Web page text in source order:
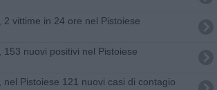
2 vittime in 24 ore nel Pistoiese
153 nuovi positivi nel Pistoiese
nel Pistoiese 121 nuovi casi di contagio